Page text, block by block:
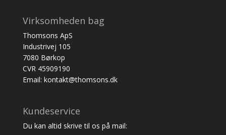
Virksomheden bag
Thomsons ApS
Industrivej 105
7080 Børkop
CVR 45909190
Email: kontakt@thomsons.dk
Kundeservice
Du kan altid skrive til os på mail: